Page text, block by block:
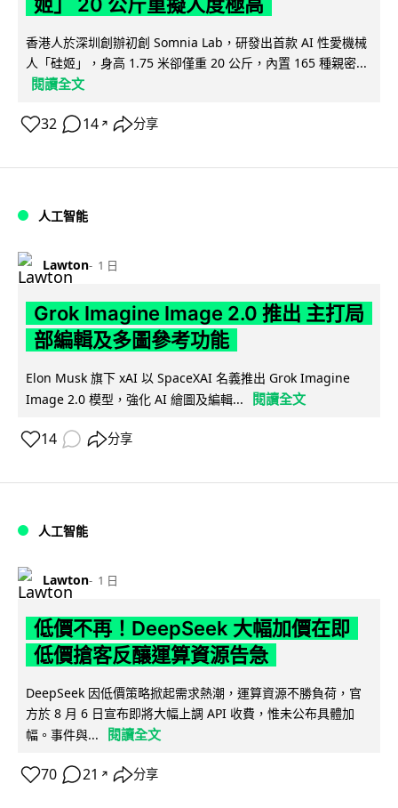
香港人於深圳創辦初創 Somnia Lab，研發出首款 AI 性愛機械
人「硅姬」，身高 1.75 米卻僅重 20 公斤，內置 165 種親密...
閱讀全文
32 14 ↗ 分享
人工智能
Lawton 1 日
Grok Imagine Image 2.0 推出 主打局
部編輯及多圖參考功能
Elon Musk 旗下 xAI 以 SpaceXAI 名義推出 Grok Imagine
Image 2.0 模型，強化 AI 繪圖及編輯...
閱讀全文
14 分享
人工智能
Lawton 1 日
低價不再！DeepSeek 大幅加價在即
低價搶客反釀運算資源告急
DeepSeek 因低價策略掀起需求熱潮，運算資源不勝負荷，官
方於 8 月 6 日宣布即將大幅上調 API 收費，惟未公布具體加
幅。事件與...
閱讀全文
70 21 ↗ 分享